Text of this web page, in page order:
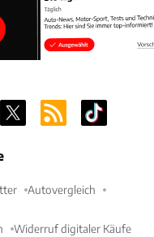
Autovergleich
Widerruf digitaler Käufe